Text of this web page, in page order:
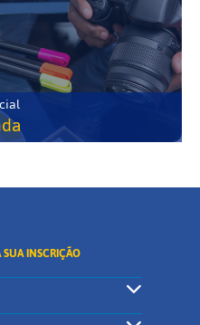
INSCRIÇÃO